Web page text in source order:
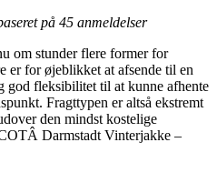
på 45 anmeldelser
om stunder flere former for
er for øjeblikket at afsende til en
god fleksibilitet til at kunne afhente
Fragttypen er altså ekstremt
den mindst kostelige
Darmstadt Vinterjakke –